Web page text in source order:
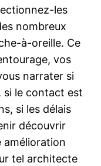
les
nombreux
à-oreille. Ce
vos
narrater si
si le contact est
si les délais
découvrir
amélioration
tel architecte